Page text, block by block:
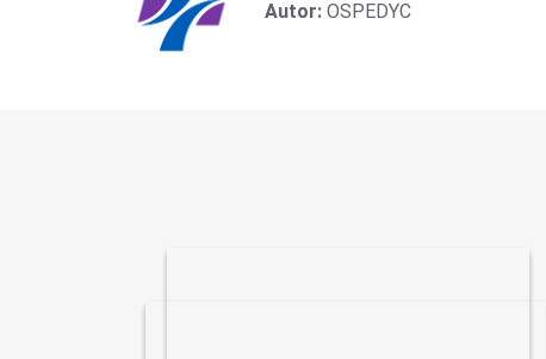
Autor: OSPEDYC